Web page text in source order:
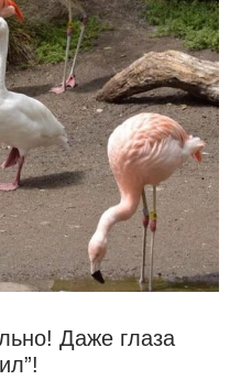
Даже глаза